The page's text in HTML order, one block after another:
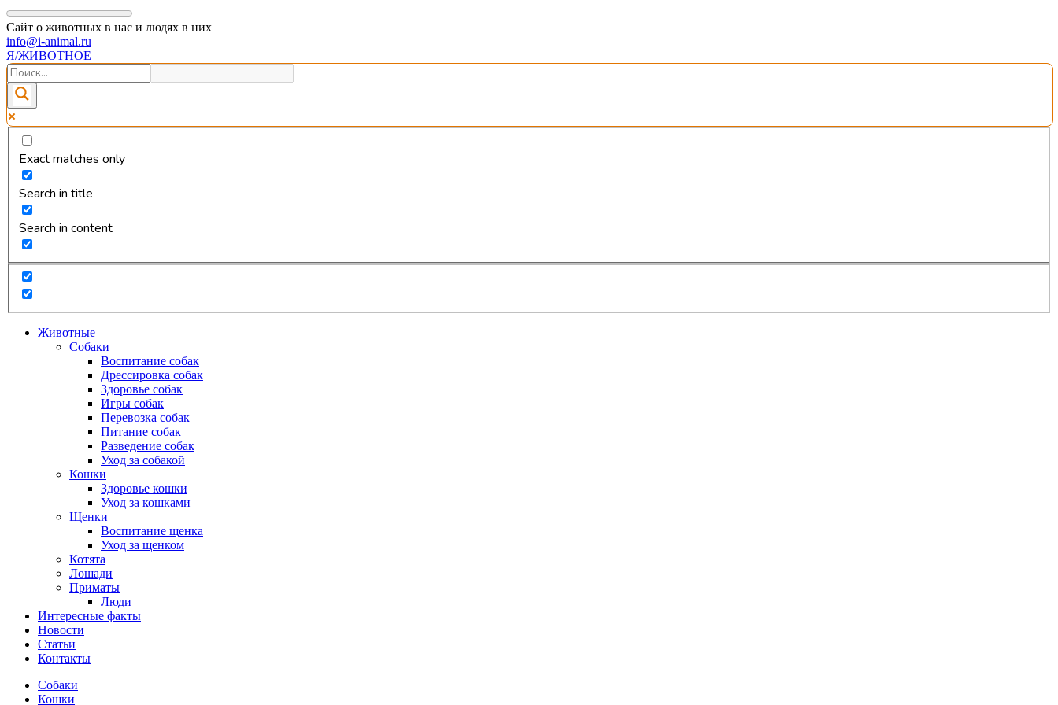
Сайт о животных в нас и людях в них
info@i-animal.ru
Я/ЖИВОТНОЕ
Exact matches only
Search in title
Search in content
Животные
Собаки
Воспитание собак
Дрессировка собак
Здоровье собак
Игры собак
Перевозка собак
Питание собак
Разведение собак
Уход за собакой
Кошки
Здоровье кошки
Уход за кошками
Щенки
Воспитание щенка
Уход за щенком
Котята
Лошади
Приматы
Люди
Интересные факты
Новости
Статьи
Контакты
Собаки
Кошки